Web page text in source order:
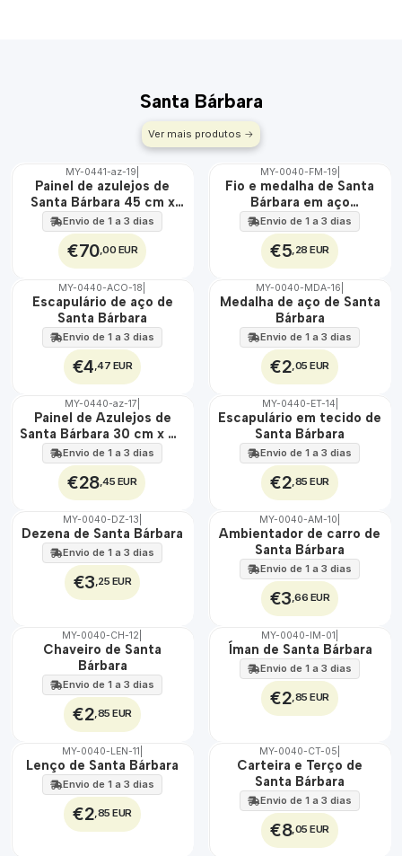
Santa Bárbara
Ver mais produtos
🇵🇹
100%
EXT.
MY-0441-az-19
Painel de azulejos de
Santa Bárbara 45 cm x
60 cm
Envio de 1 a 3 dias
€70,00 EUR
🇵🇹
100%
ÁGUA
MY-0040-FM-19
Fio e medalha de Santa
Bárbara em aço
inoxidável
Envio de 1 a 3 dias
€5,28 EUR
🇵🇹
ÁGUA
MY-0440-ACO-18
Escapulário de aço de
Santa Bárbara
Envio de 1 a 3 dias
€4,47 EUR
🇵🇹
ÁGUA
MY-0040-MDA-16
Medalha de aço de Santa
Bárbara
Envio de 1 a 3 dias
€2,05 EUR
🇵🇹
100%
EXT.
MY-0440-az-17
Painel de Azulejos de
Santa Bárbara 30 cm x 45
cm
Envio de 1 a 3 dias
€28,45 EUR
🇵🇹
100%
ÁGUA
MY-0440-ET-14
Escapulário em tecido de
Santa Bárbara
Envio de 1 a 3 dias
€2,85 EUR
🇵🇹
100%
MY-0040-DZ-13
Dezena de Santa Bárbara
Envio de 1 a 3 dias
€3,25 EUR
🇵🇹
MY-0040-AM-10
Ambientador de carro de
Santa Bárbara
Envio de 1 a 3 dias
€3,66 EUR
🇵🇹
MY-0040-CH-12
Chaveiro de Santa
Bárbara
Envio de 1 a 3 dias
€2,85 EUR
🇵🇹
100%
MY-0040-IM-01
Íman de Santa Bárbara
Envio de 1 a 3 dias
€2,85 EUR
🇵🇹
100%
MY-0040-LEN-11
Lenço de Santa Bárbara
Envio de 1 a 3 dias
€2,85 EUR
🇵🇹
MY-0040-CT-05
Carteira e Terço de
Santa Bárbara
Envio de 1 a 3 dias
€8,05 EUR